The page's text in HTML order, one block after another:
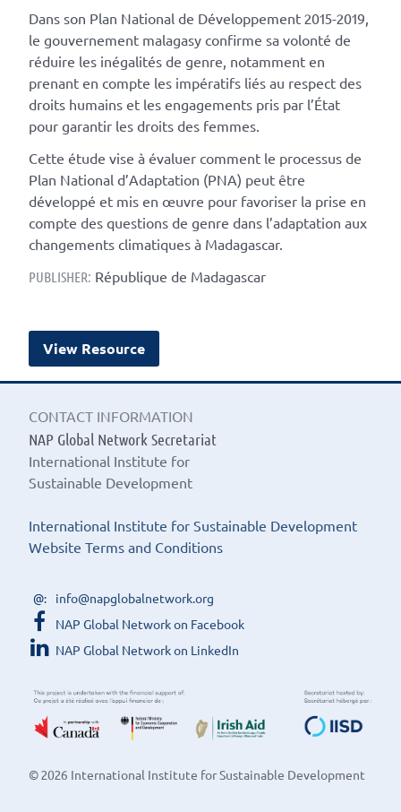
Dans son Plan National de Développement 2015-2019,
le gouvernement malagasy confirme sa volonté de
réduire les inégalités de genre, notamment en
prenant en compte les impératifs liés au respect des
droits humains et les engagements pris par l’État
pour garantir les droits des femmes.
Cette étude vise à évaluer comment le processus de
Plan National d’Adaptation (PNA) peut être
développé et mis en œuvre pour favoriser la prise en
compte des questions de genre dans l’adaptation aux
changements climatiques à Madagascar.
PUBLISHER: République de Madagascar
View Resource
CONTACT INFORMATION
NAP Global Network Secretariat
International Institute for
Sustainable Development
International Institute for Sustainable Development
Website Terms and Conditions
info@napglobalnetwork.org
NAP Global Network on Facebook
NAP Global Network on LinkedIn
© 2026 International Institute for Sustainable Development